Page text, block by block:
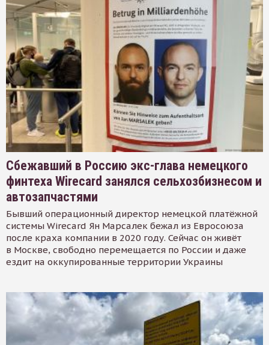
Сбежавший в Россию экс-глава немецкого
финтеха Wirecard занялся сельхозбизнесом и
автозапчастями
Бывший операционный директор немецкой платёжной
системы Wirecard Ян Марсалек бежал из Евросоюза
после краха компании в 2020 году. Сейчас он живёт
в Москве, свободно перемещается по России и даже
ездит на оккупированные территории Украины